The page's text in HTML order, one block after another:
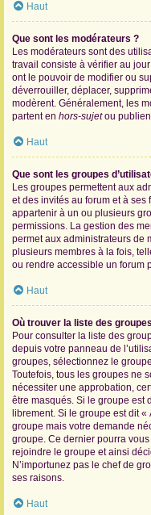
Haut
Que sont les modérateurs ?
Les modérateurs sont des
travail consiste à vérifier au
ont le pouvoir de modifier ou
déverrouiller, déplacer,
modèrent. Généralement, les
partent en hors-sujetou
Haut
Que sont les groupes
Les groupes permettent aux
et des invités au forum et à
appartenir à un ou plusieurs
permissions. La gestion des
permet aux administrateurs de
plusieurs membres à la fois,
ou rendre accessible un forum
Haut
Où trouver la liste des
Pour consulter la liste des
depuis votre panneau de
groupes, sélectionnez le
Toutefois, tous les groupes ne
nécessiter une approbation,
être masqués. Si le groupe est
librement. Si le groupe est dit
groupe mais votre demande
groupe. Ce dernier pourra
rejoindre le groupe et ainsi
N’importunez pas le chef de
ses raisons.
Haut